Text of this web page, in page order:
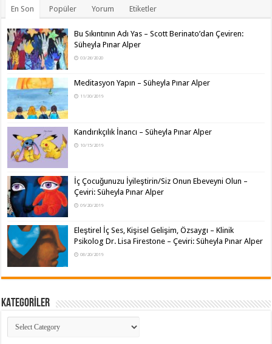
En Son Popüler Yorum Etiketler
Bu Sıkıntının Adı Yas – Scott Berinato’dan Çeviren:
Süheyla Pınar Alper
03/26/2020
Meditasyon Yapın – Süheyla Pınar Alper
11/30/2019
Kandırıkçılık İnancı – Süheyla Pınar Alper
10/15/2019
İç Çocuğunuzu İyileştirin/Siz Onun Ebeveyni Olun –
Çeviri: Süheyla Pınar Alper
09/20/2019
Eleştirel İç Ses, Kişisel Gelişim, Özsaygı – Klinik
Psikolog Dr. Lisa Firestone – Çeviri: Süheyla Pınar Alper
08/20/2019
KATEGORİLER
KATEGORİLER